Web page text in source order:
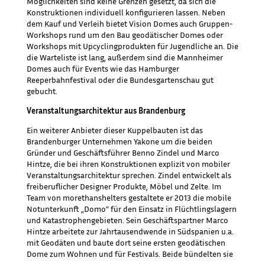
Konstruktionen individuell konfigurieren lassen. Neben
dem Kauf und Verleih bietet Vision Domes auch Gruppen-
Workshops rund um den Bau geodätischer Domes oder
Workshops mit Upcyclingprodukten für Jugendliche an. Die
die Warteliste ist lang, außerdem sind die Mannheimer
Domes auch für Events wie das Hamburger
Reeperbahnfestival oder die Bundesgartenschau gut
gebucht.
Veranstaltungsarchitektur aus Brandenburg
Ein weiterer Anbieter dieser Kuppelbauten ist das
Brandenburger Unternehmen Yakone um die beiden
Gründer und Geschäftsführer Benno Zindel und Marco
Hintze, die bei ihren Konstruktionen explizit von mobiler
Veranstaltungsarchitektur sprechen. Zindel entwickelt als
freiberuflicher Designer Produkte, Möbel und Zelte. Im
Team von morethanshelters gestaltete er 2013 die mobile
Notunterkunft „Domo“ für den Einsatz in Flüchtlingslagern
und Katastrophengebieten. Sein Geschäftspartner Marco
Hintze arbeitete zur Jahrtausendwende in Südspanien u.a.
mit Geodäten und baute dort seine ersten geodätischen
Dome zum Wohnen und für Festivals. Beide bündelten sie